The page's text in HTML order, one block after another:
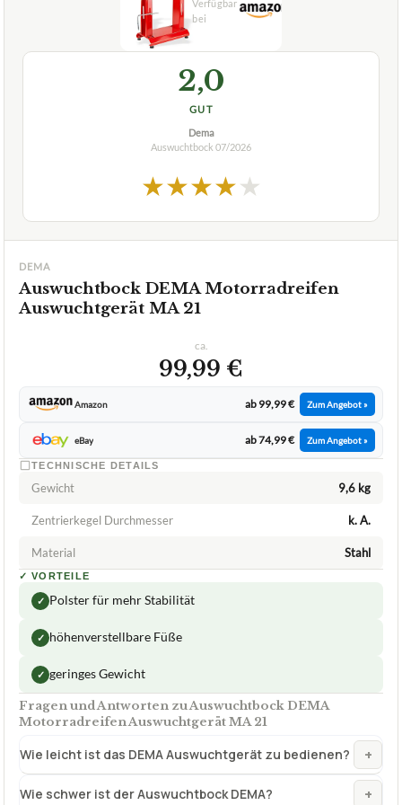
2,0
GUT
Dema
Auswuchtbock 07/2026
★★★★★
DEMA
Auswuchtbock DEMA Motorradreifen
Auswuchtgerät MA 21
ca.
99,99 €
Amazon ab 99,99 € Zum Angebot »
eBay ab 74,99 € Zum Angebot »
TECHNISCHE DETAILS
Gewicht 9,6 kg
Zentrierkegel Durchmesser k. A.
Material Stahl
✓ VORTEILE
✓ Polster für mehr Stabilität
✓ höhenverstellbare Füße
✓ geringes Gewicht
Fragen und Antworten zu Auswuchtbock DEMA
Motorradreifen Auswuchtgerät MA 21
Wie leicht ist das DEMA Auswuchtgerät zu bedienen? +
Wie schwer ist der Auswuchtbock DEMA? +